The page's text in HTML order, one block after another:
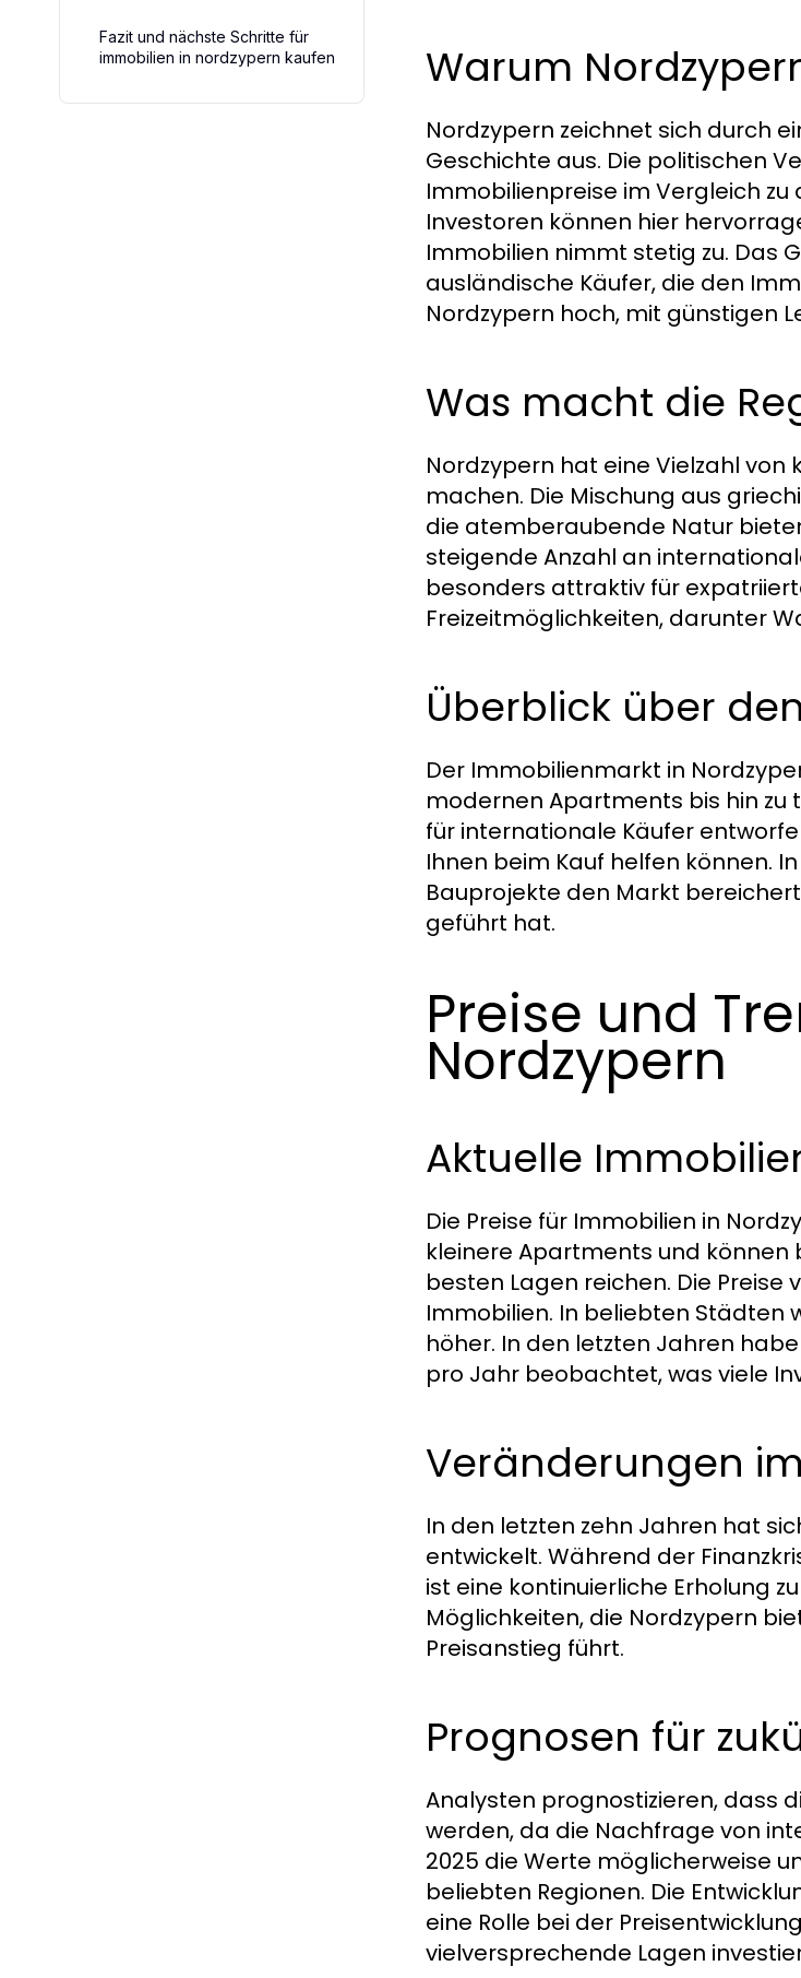
Fazit und nächste Schritte für
immobilien in nordzypern kaufen
Warum
Nordzypern zeichnet sich durch
Geschichte aus. Die politischen
Immobilienpreise im Vergleich
Investoren können hier
Immobilien nimmt stetig zu. Das
ausländische Käufer, die den
Nordzypern hoch, mit günstigen
Was macht die
Nordzypern hat eine Vielzahl von
machen. Die Mischung aus
die atemberaubende Natur
steigende Anzahl an
besonders attraktiv für
Freizeitmöglichkeiten, darunter
Überblick über
Der Immobilienmarkt in
modernen Apartments bis hin zu
für internationale Käufer
Ihnen beim Kauf helfen können.
Bauprojekte den Markt
geführt hat.
Preise und
Nordzypern
Aktuelle
Die Preise für Immobilien in
kleinere Apartments und können
besten Lagen reichen. Die
Immobilien. In beliebten Städten
höher. In den letzten Jahren
pro Jahr beobachtet, was viele
Veränderungen
In den letzten zehn Jahren hat
entwickelt. Während der
ist eine kontinuierliche Erholung
Möglichkeiten, die Nordzypern
Preisanstieg führt.
Prognosen für
Analysten prognostizieren, dass
werden, da die Nachfrage von
2025 die Werte möglicherweise
beliebten Regionen. Die
eine Rolle bei der
vielversprechende Lagen